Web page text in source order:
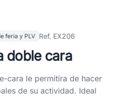
feria y PLV Ref. EX206
doble cara
cara le permitira de hacer
de su actividad. Ideal